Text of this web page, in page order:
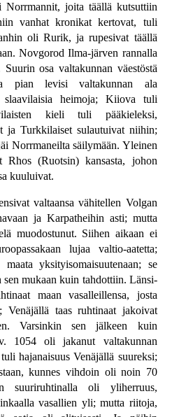
joita täällä kutsuttiin
vanhat kronikat kertovat, tuli
oli Rurik, ja rupesivat täällä
Novgorod Ilma-järven rannalla
osa valtakunnan väestöstä
pian levisi valtakunnan ala
slaavilaisia heimoja; Kiiova tuli
kieli tuli pääkieleksi,
ja Turkkilaiset sulautuivat niihin;
Norrmaneilta säilymään. Yleinen
(Ruotsin) kansasta, johon
kuuluivat.
valtaansa vähitellen Volgan
ja Karpatheihin asti; mutta
muodostunut. Siihen aikaan ei
lujaa valtio-aatetta;
yksityisomaisuutenaan; se
sen mukaan kuin tahdottiin. Länsi-
maan vasalleillensa, josta
Venäjällä taas ruhtinaat jakoivat
Varsinkin sen jälkeen kuin
1054 oli jakanut valtakunnan
hajanaisuus Venäjällä suureksi;
kunnes vihdoin oli noin 70
suuriruhtinalla oli yliherruus,
vasallien yli; mutta riitoja,